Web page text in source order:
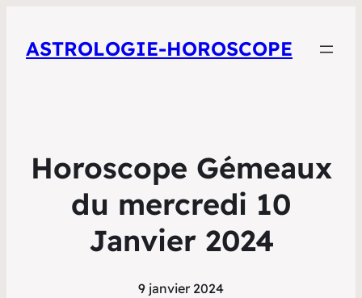
ASTROLOGIE-HOROSCOPE
Horoscope Gémeaux
du mercredi 10
Janvier 2024
9 janvier 2024